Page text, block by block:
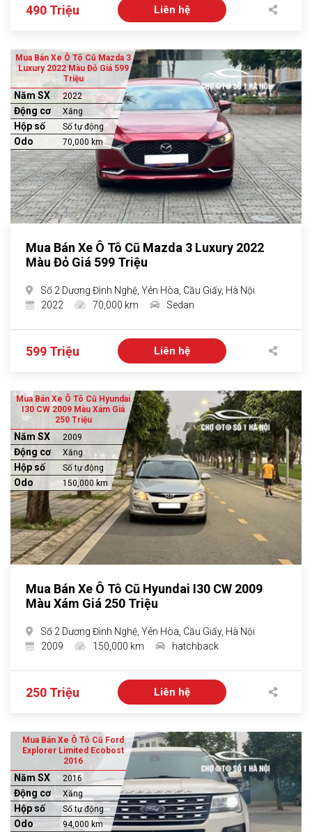
490 Triệu Liên hệ
Mua Bán Xe Ô Tô Cũ Mazda 3
Luxury 2022 Màu Đỏ Giá 599
Triệu
Năm SX 2022
Động cơ Xăng
Hộp số Số tự động
Odo 70,000 km
Mua Bán Xe Ô Tô Cũ Mazda 3 Luxury 2022
Màu Đỏ Giá 599 Triệu
Số 2 Dương Đình Nghệ, Yên Hòa, Cầu Giấy, Hà Nội
2022
70,000 km Sedan
599 Triệu Liên hệ
Mua Bán Xe Ô Tô Cũ Hyundai
I30 CW 2009 Màu Xám Giá
250 Triệu
Năm SX 2009
Động cơ Xăng
Hộp số Số tự động
Odo 150,000 km
Mua Bán Xe Ô Tô Cũ Hyundai I30 CW 2009
Màu Xám Giá 250 Triệu
Số 2 Dương Đình Nghệ, Yên Hòa, Cầu Giấy, Hà Nội
2009
150,000 km hatchback
250 Triệu Liên hệ
Mua Bán Xe Ô Tô Cũ Ford
Explorer Limited Ecobost
2016
Năm SX 2016
Động cơ Xăng
Hộp số Số tự động
Odo 94,000 km